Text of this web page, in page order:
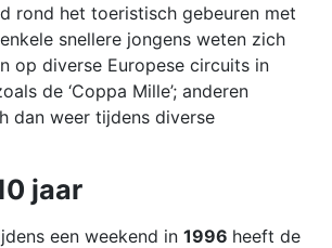
rond het toeristisch gebeuren met
snellere jongens weten zich
op diverse Europese circuits in
de ‘Coppa Mille’; anderen
dan weer tijdens diverse
jaar
een weekend in 1996 heeft de